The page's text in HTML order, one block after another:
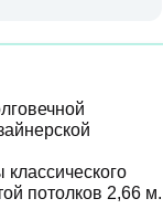
потолков 2,66 м.